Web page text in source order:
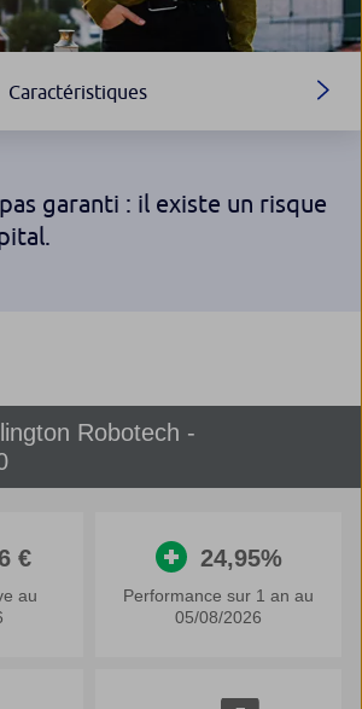
Caractéristiques
garanti : il existe un risque